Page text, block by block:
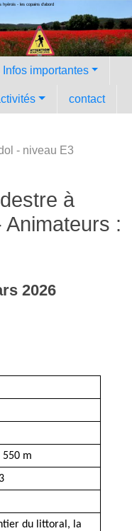
hyèrois - les copains d'abord
importantes
contact
- niveau E3
à
Animateurs :
2026
550 m
du littoral, la